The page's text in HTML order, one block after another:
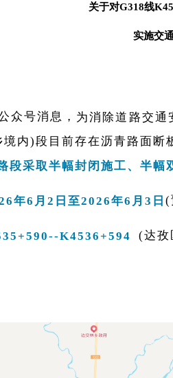
关于对G318线
实施交
众号消息， 为消除道路交
内)段目前存在沥青路面断
段采取半幅封闭施工、半幅
年6月2日至2026年6月3日 (
K4536+594 (达孜